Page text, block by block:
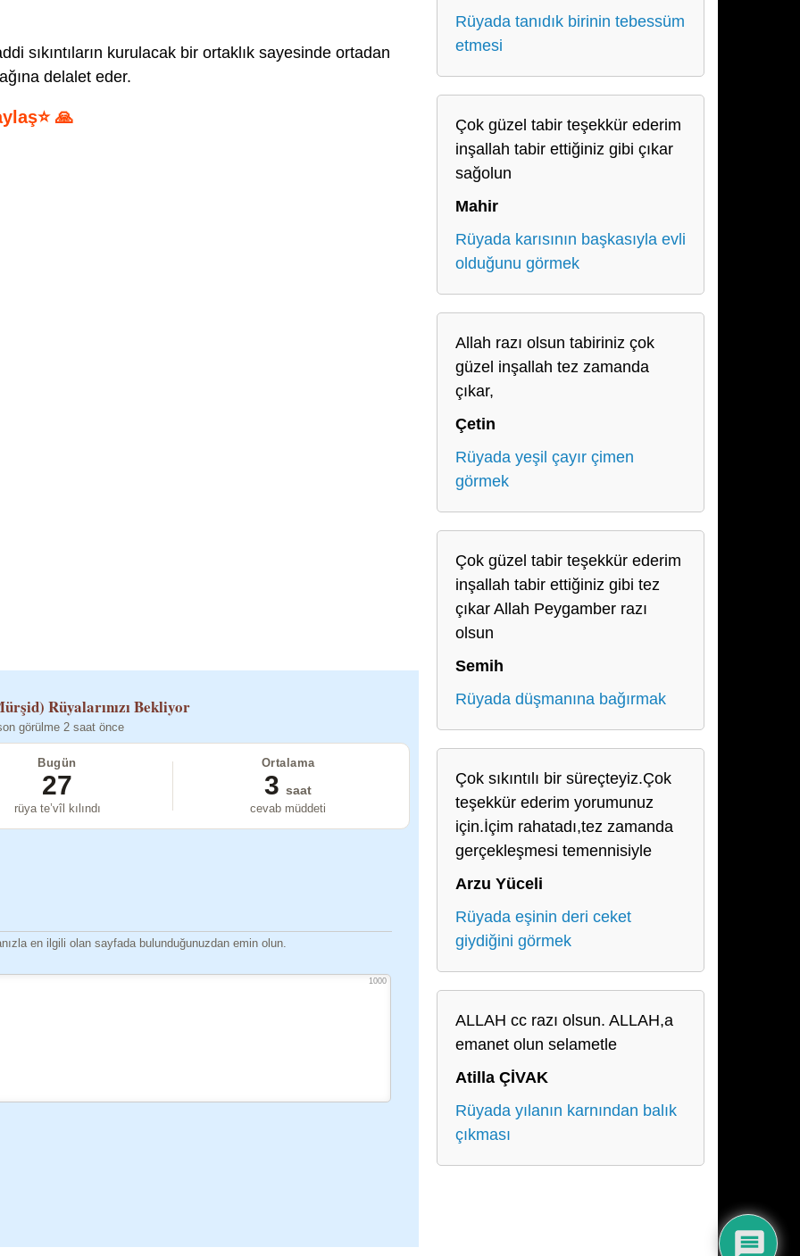
sıkıntıların kurulacak bir ortaklık sayesinde ortadan
delalet eder.
🙏
Rüyalarınızı Bekliyor
görülme 2 saat önce
Bugün
27
rüya te’vîl kılındı
Ortalama
3 saat
cevab müddeti
en ilgili olan sayfada bulunduğunuzdan emin olun.
1000
Rüyada tanıdık birinin tebessüm
etmesi
Çok güzel tabir teşekkür ederim
inşallah tabir ettiğiniz gibi çıkar
sağolun
Mahir
Rüyada karısının başkasıyla evli
olduğunu görmek
Allah razı olsun tabiriniz çok
güzel inşallah tez zamanda
çıkar,
Çetin
Rüyada yeşil çayır çimen
görmek
Çok güzel tabir teşekkür ederim
inşallah tabir ettiğiniz gibi tez
çıkar Allah Peygamber razı
olsun
Semih
Rüyada düşmanına bağırmak
Çok sıkıntılı bir süreçteyiz.Çok
teşekkür ederim yorumunuz
için.İçim rahatadı,tez zamanda
gerçekleşmesi temennisiyle
Arzu Yüceli
Rüyada eşinin deri ceket
giydiğini görmek
ALLAH cc razı olsun. ALLAH,a
emanet olun selametle
Atilla ÇİVAK
Rüyada yılanın karnından balık
çıkması